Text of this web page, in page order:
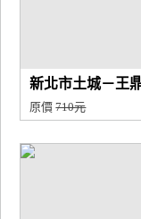
新北市土城－王
原價710元